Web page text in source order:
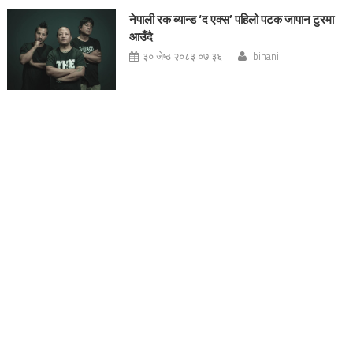
नेपाली रक ब्यान्ड ‘द एक्स’ पहिलो पटक जापान टुरमा
आउँदै
३० जेष्ठ २०८३ ०७:३६ bihani